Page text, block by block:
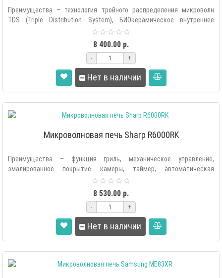
Преимущества – технология тройного распределения микроволн
TDS (Triple Distribution System), БИОкерамическое внутреннее
8 400.00 р.
- +
Нет в наличии
Микроволновая печь Sharp R6000RK
Преимущества – функция гриль, механическое управление,
эмалированное покрытие камеры, таймер, автоматическая
разморозка, размораживание по..
8 530.00 р.
- +
Нет в наличии